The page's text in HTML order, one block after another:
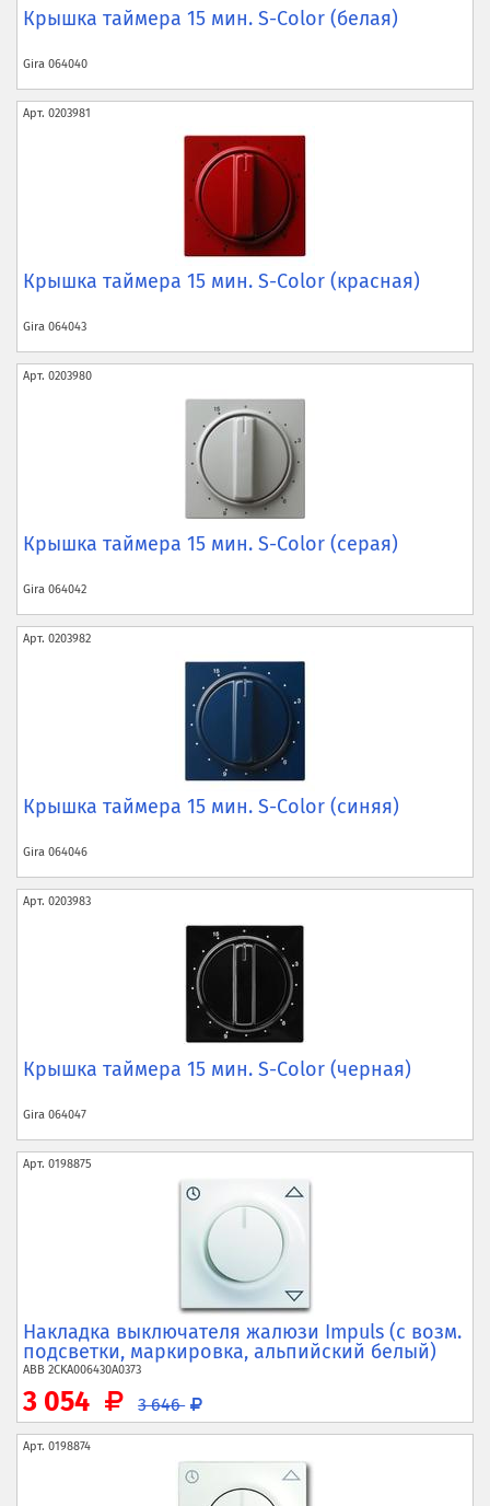
Крышка таймера 15 мин. S-Color (белая)
Gira 064040
Арт. 0203981
Крышка таймера 15 мин. S-Color (красная)
Gira 064043
Арт. 0203980
Крышка таймера 15 мин. S-Color (серая)
Gira 064042
Арт. 0203982
Крышка таймера 15 мин. S-Color (синяя)
Gira 064046
Арт. 0203983
Крышка таймера 15 мин. S-Color (черная)
Gira 064047
Арт. 0198875
Накладка выключателя жалюзи Impuls (с возм.
подсветки, маркировка, альпийский белый)
ABB 2CKA006430A0373
3 054 3 646
Арт. 0198874